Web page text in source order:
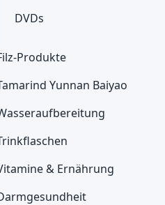
DVDs
Produkte
Yunnan Baiyao
& Ernährung